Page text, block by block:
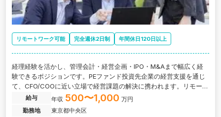
リモートワーク可能 完全週休2日制 年間休日120日以上
経理経験を活かし、管理会計・経営企画・IPO・M&Aまで幅広く経
験できるポジションです。PEファンド投資先企業の経営支援を通じ
て、CFO/COOに近い立場で経営課題の解決に携われます。リモート
併用・クライアント常駐なしの伴走型支援で、経営に踏み込んだキ
ャリアを築ける環境です。
給与 年収 500〜1,000 万円
勤務地
東京都中央区